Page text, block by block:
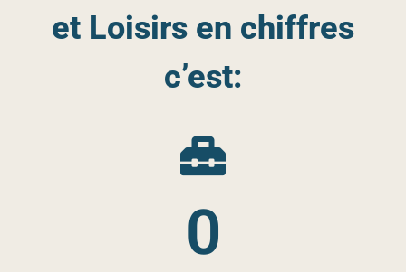
et Loisirs en chiffres
c’est:
0